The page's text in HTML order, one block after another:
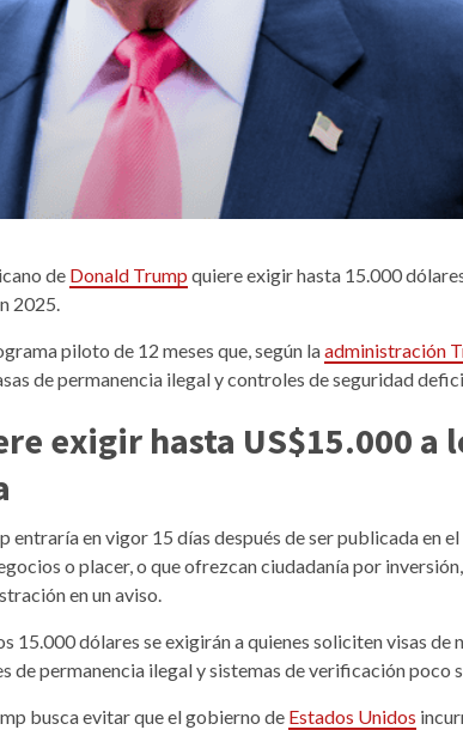
de Donald Trump quiere exigir hasta 15.000
2025.
piloto de 12 meses que, según laadministración
de permanencia ilegal y controles de seguridad
exigir hasta US$15.000 a
entraría en vigor 15 días después de ser publicada en
o placer, o que ofrezcan ciudadanía por
en un aviso.
15.000 dólares se exigirán a quienes soliciten visas de
de permanencia ilegal y sistemas de verificación poco
busca evitar que el gobierno de Estados Unidos